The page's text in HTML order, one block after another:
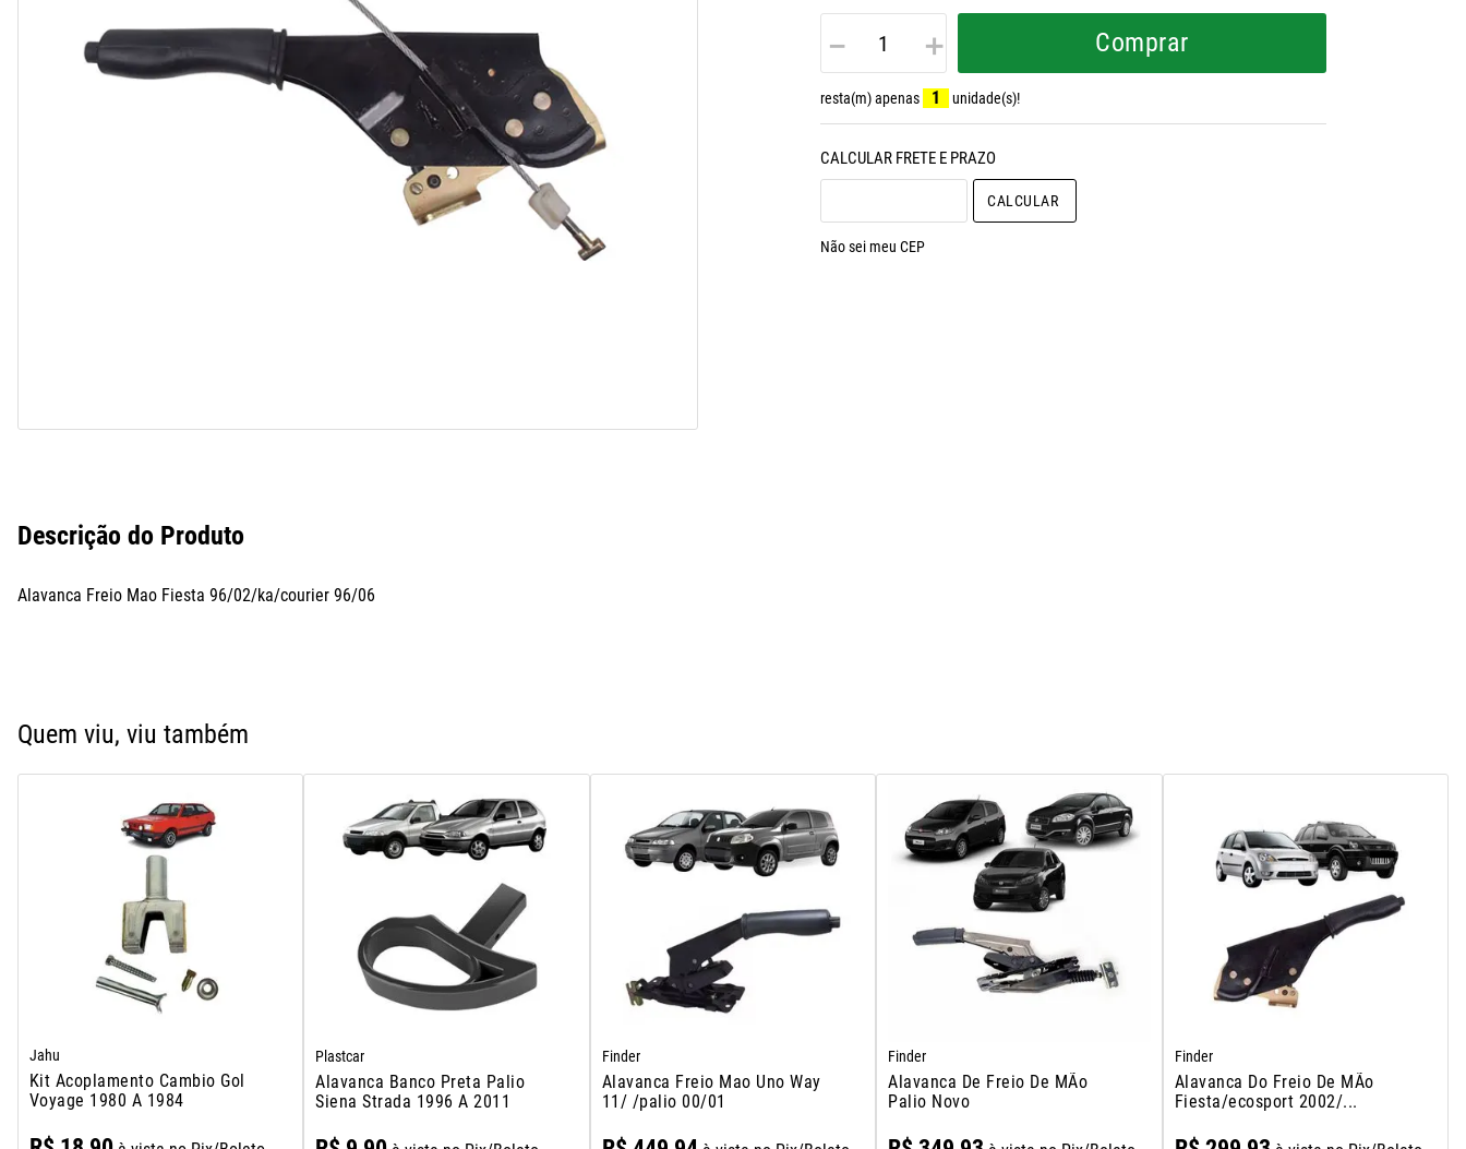
＋
－ Comprar
resta(m) apenas 1 unidade(s)!
Não sei meu CEP
Descrição do Produto
Alavanca Freio Mao Fiesta 96/02/ka/courier 96/06
Quem viu, viu também
Jahu
Kit Acoplamento Cambio Gol
Voyage 1980 A 1984
Plastcar
Alavanca Banco Preta Palio
Siena Strada 1996 A 2011
Finder
Alavanca Freio Mao Uno Way
11/ /palio 00/01
Finder
Alavanca De Freio De MÃo
Palio Novo
Finder
Alavanca Do Freio De MÃo
Fiesta/ecosport 2002/...